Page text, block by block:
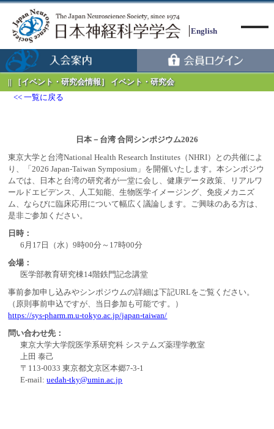
English
［イベント・研究会情報］ イベント・研究会
一覧に戻る
日本－台湾 合同シンポジウム2026
東京大学と台湾National Health Research Institutes（NHRI）との共催によ
り、「2026 Japan-Taiwan Symposium」を開催いたします。本シンポジウ
ムでは、日本と台湾の研究者が一堂に会し、健康データ政策、リアルワ
ールドエビデンス、人工知能、生物医学イメージング、免疫メカニズ
ム、ならびに臨床応用について幅広く議論します。ご興味のある方は、
是非ご参加ください。
日時：
6月17日（水）9時00分～17時00分
会場：
医学部教育研究棟14階鉄門記念講堂
事前参加申し込みやシンポジウムの詳細は下記URLをご覧ください。
（原則事前申込ですが、当日参加も可能です。）
https://sys-pharm.m.u-tokyo.ac.jp/japan-taiwan/
問い合わせ先：
東京大学大学院医学系研究科 システムズ薬理学教室
上田 泰己
〒113-0033 東京都文京区本郷7-3-1
E-mail:uedah-tky@umin.ac.jp